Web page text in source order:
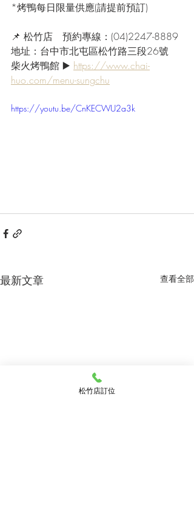
*烤鴨每日限量供應(請提前預訂)
📌 松竹店　預約專線：(04)2247-8889
地址：台中市北屯區松竹路三段26號
柴火烤鴨館 ▶️ https://www.chai-
huo.com/menu-sungchu
https://youtu.be/CnKECWU2a3k
最新文章 查看全部
松竹店訂位